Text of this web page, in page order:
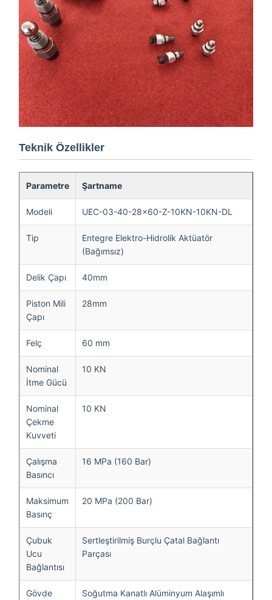
Teknik Özellikler
Parametre Şartname
Modeli UEC-03-40-28×60-Z-10KN-10KN-DL
Tip
Entegre Elektro-Hidrolik Aktüatör
(Bağımsız)
Delik Çapı 40mm
Piston Mili
Çapı
28mm
Felç 60 mm
Nominal
İtme Gücü
10 KN
Nominal
Çekme
Kuvveti
10 KN
Çalışma
Basıncı
16 MPa (160 Bar)
Maksimum
Basınç
20 MPa (200 Bar)
Çubuk
Ucu
Bağlantısı
Sertleştirilmiş Burçlu Çatal Bağlantı
Parçası
Gövde
Soğutma Kanatlı Alüminyum Alaşımlı